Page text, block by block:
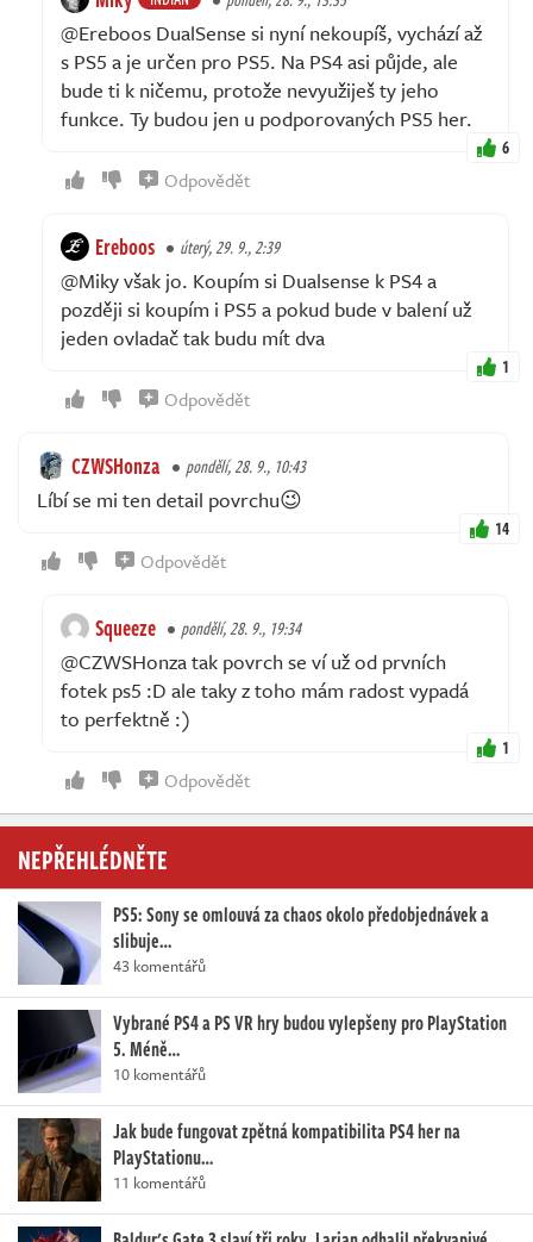
@Ereboos DualSense si nyní nekoupíš, vychází až
s PS5 a je určen pro PS5. Na PS4 asi půjde, ale
bude ti k ničemu, protože nevyužiješ ty jeho
funkce. Ty budou jen u podporovaných PS5 her.
6
Odpovědět
Ereboos úterý, 29. 9., 2:39
@Miky však jo. Koupím si Dualsense k PS4 a
později si koupím i PS5 a pokud bude v balení už
jeden ovladač tak budu mít dva
1
Odpovědět
CZWSHonza pondělí, 28. 9., 10:43
Líbí se mi ten detail povrchu😉
14
Odpovědět
Squeeze pondělí, 28. 9., 19:34
@CZWSHonza tak povrch se ví už od prvních
fotek ps5 :D ale taky z toho mám radost vypadá
to perfektně :)
1
Odpovědět
NEPŘEHLÉDNĚTE
PS5: Sony se omlouvá za chaos okolo předobjednávek a
slibuje…
43 komentářů
Vybrané PS4 a PS VR hry budou vylepšeny pro PlayStation
5. Méně…
10 komentářů
Jak bude fungovat zpětná kompatibilita PS4 her na
PlayStationu…
11 komentářů